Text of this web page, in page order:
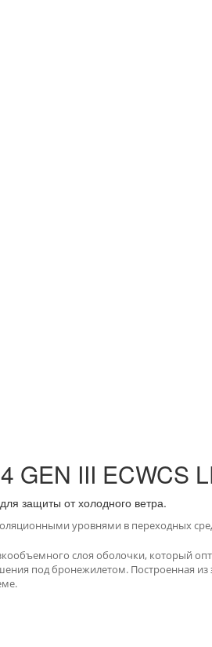
GEN III ECWCS
защиты от холодного ветра.
уровнями в переходных
слоя оболочки, который
под бронежилетом. Построенная из